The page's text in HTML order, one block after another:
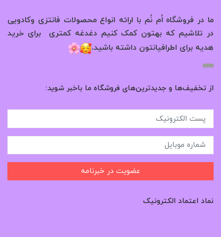
ما در فروشگاه اُم نُم با ارائه انواع محصولات فانتزی وکادویی
در تلاشیم که بهتون کمک کنیم دغدغه کمتری برای خرید
هدیه برای اطرافیانتون داشته باشید.
از تخفیف‌ها و جدیدترین‌های فروشگاه ما باخبر شوید:
عضویت در خبرنامه
نماد اعتماد الکترونیک